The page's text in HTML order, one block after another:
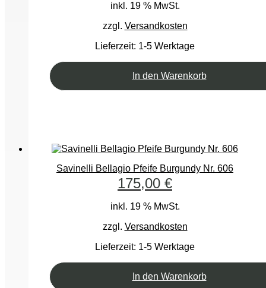
inkl. 19 % MwSt.
zzgl. Versandkosten
Lieferzeit: 1-5 Werktage
In den Warenkorb
Savinelli Bellagio Pfeife Burgundy Nr. 606
175,00 €
inkl. 19 % MwSt.
zzgl. Versandkosten
Lieferzeit: 1-5 Werktage
In den Warenkorb